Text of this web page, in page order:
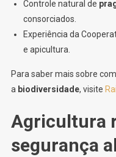
Controle natural de
consorciados.
Experiência da
e apicultura.
Para saber mais sobre
a biodiversidade, visite
Agricultura
segurança